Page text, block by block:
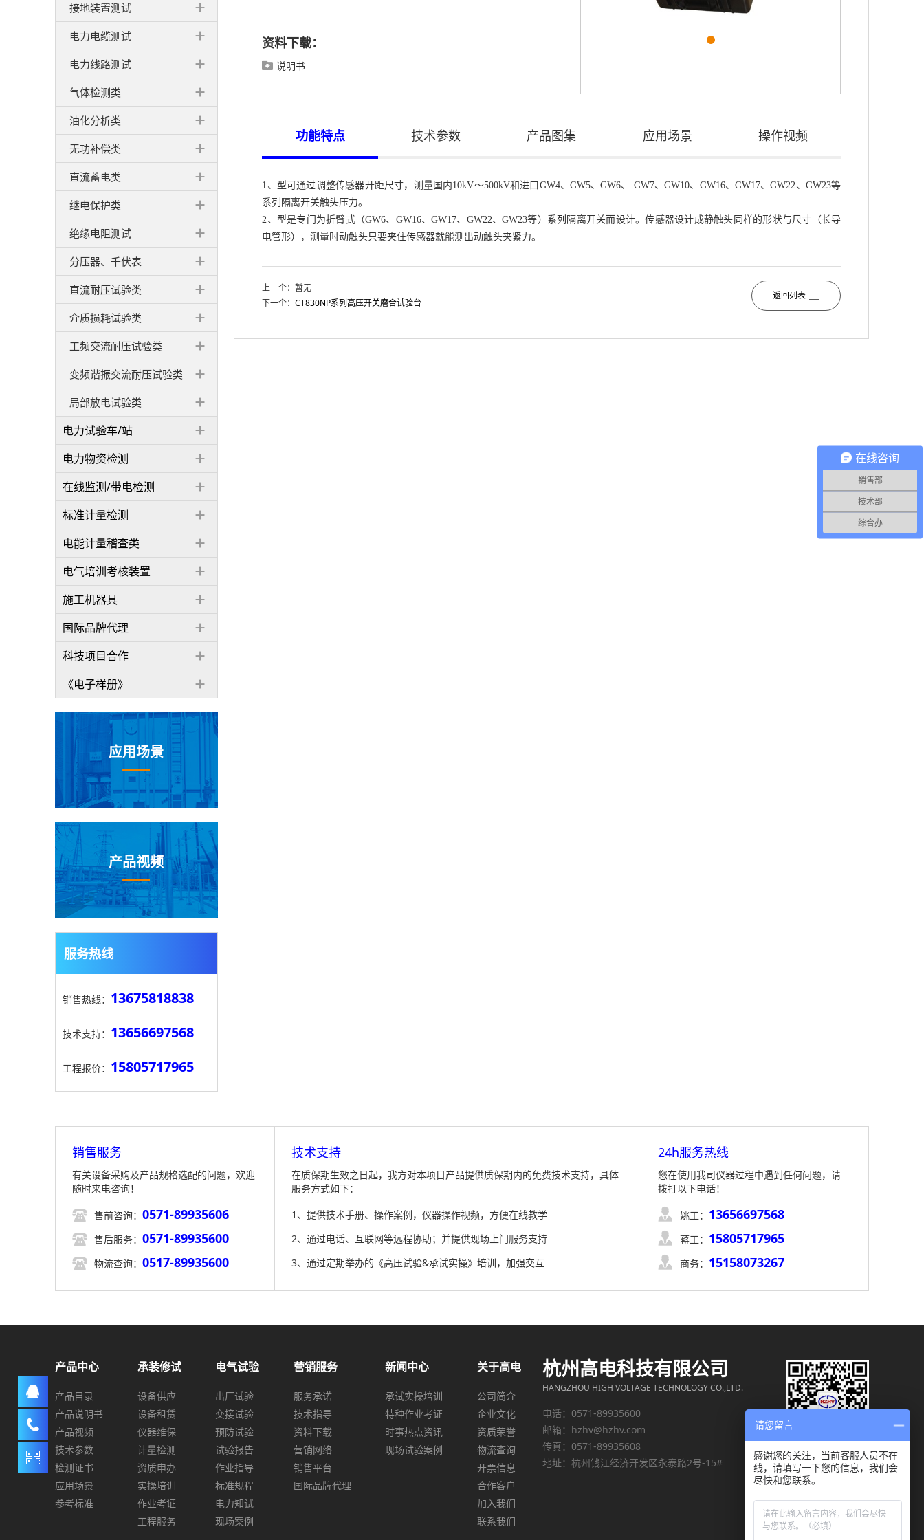
接地装置测试
电力电缆测试
电力线路测试
气体检测类
油化分析类
无功补偿类
直流蓄电类
继电保护类
绝缘电阻测试
分压器、千伏表
直流耐压试验类
介质损耗试验类
工频交流耐压试验类
变频谐振交流耐压试验类
局部放电试验类
电力试验车/站
电力物资检测
在线监测/带电检测
标准计量检测
电能计量稽查类
电气培训考核装置
施工机器具
国际品牌代理
科技项目合作
《电子样册》
应用场景
产品视频
服务热线
销售热线： 13675818838
技术支持： 13656697568
工程报价： 15805717965
资料下载：
 说明书
功能特点 技术参数 产品图集 应用场景 操作视频
1、型可通过调整传感器开距尺寸，测量国内10kV～500kV和进口GW4、GW5、GW6、 GW7、GW10、GW16、GW17、GW22、GW23等
系列隔离开关触头压力。
2、型是专门为折臂式（GW6、GW16、GW17、GW22、GW23等）系列隔离开关而设计。传感器设计成静触头同样的形状与尺寸（长导
电管形），测量时动触头只要夹住传感器就能测出动触头夹紧力。
上一个：暂无
下一个：CT830NP系列高压开关磨合试验台
返回列表
销售服务
有关设备采购及产品规格选配的问题，欢迎
随时来电咨询！
 售前咨询： 0571-89935606
 售后服务： 0571-89935600
 物流查询： 0517-89935600
技术支持
在质保期生效之日起，我方对本项目产品提供质保期内的免费技术支持，具体
服务方式如下：
1、提供技术手册、操作案例，仪器操作视频，方便在线教学
2、通过电话、互联网等远程协助；并提供现场上门服务支持
3、通过定期举办的《高压试验&承试实操》培训，加强交互
24h服务热线
您在使用我司仪器过程中遇到任何问题，请
拨打以下电话！
 姚工： 13656697568
 蒋工： 15805717965
 商务： 15158073267
产品中心
产品目录
产品说明书
产品视频
技术参数
检测证书
应用场景
参考标准
承装修试
设备供应
设备租赁
仪器维保
计量检测
资质申办
实操培训
作业考证
工程服务
电气试验
出厂试验
交接试验
预防试验
试验报告
作业指导
标准规程
电力知试
现场案例
营销服务
服务承诺
技术指导
资料下载
营销网络
销售平台
国际品牌代理
新闻中心
承试实操培训
特种作业考证
时事热点资讯
现场试验案例
关于高电
公司简介
企业文化
资质荣誉
物流查询
开票信息
合作客户
加入我们
联系我们
杭州高电科技有限公司
HANGZHOU HIGH VOLTAGE TECHNOLOGY CO.,LTD.
电话：0571-89935600
邮箱： hzhv@hzhv.com
传真：0571-89935608
地址：杭州钱江经济开发区永泰路2号-15#
在线咨询
销售部
技术部
综合办
请您留言
感谢您的关注，当前客服人员不在
线，请填写一下您的信息，我们会
尽快和您联系。